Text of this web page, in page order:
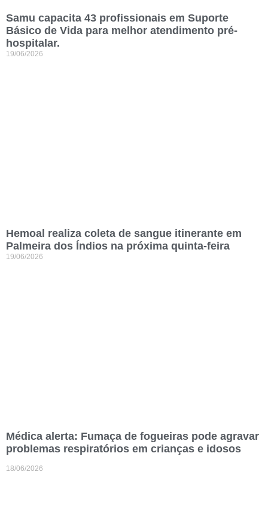
Samu capacita 43 profissionais em Suporte
Básico de Vida para melhor atendimento pré-
hospitalar.
19/06/2026
Hemoal realiza coleta de sangue itinerante em
Palmeira dos Índios na próxima quinta-feira
19/06/2026
Médica alerta: Fumaça de fogueiras pode agravar
problemas respiratórios em crianças e idosos
18/06/2026